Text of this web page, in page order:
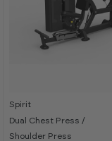
Spirit
Dual Chest Press /
Shoulder Press